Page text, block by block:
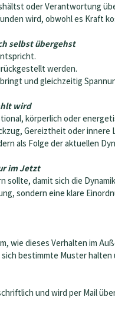
oder Verantwortung
wird, obwohl es Kraft
selbst übergehst
werden.
und gleichzeitig
wird
körperlich oder
Gereiztheit oder innere
als Folge der aktuellen
im Jetzt
sollte, damit sich die
sondern eine klare
wie dieses Verhalten im
bestimmte Muster
und wird per Mail